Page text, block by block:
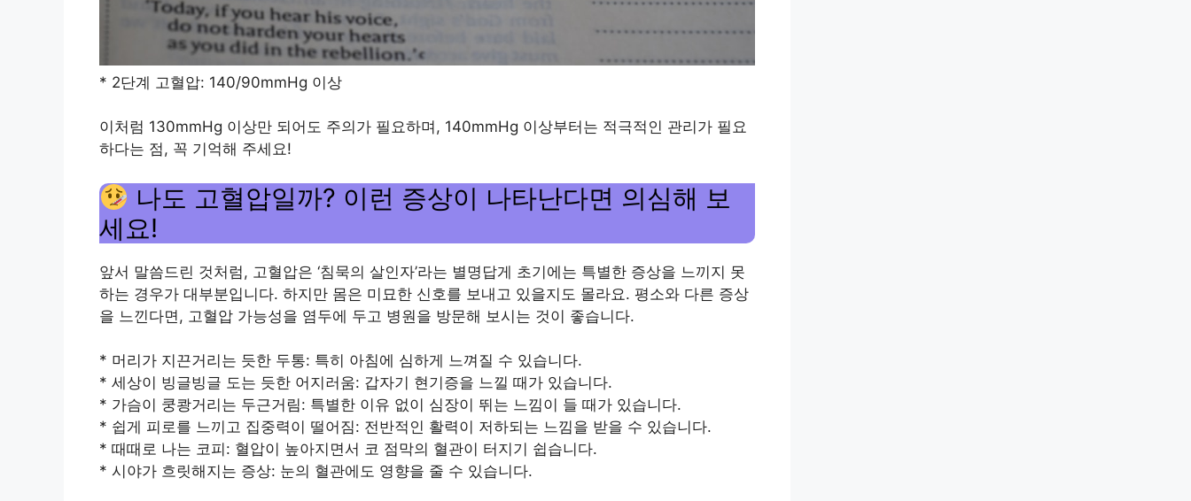
* 2단계 고혈압: 140/90mmHg 이상
이처럼 130mmHg 이상만 되어도 주의가 필요하며, 140mmHg 이상부터는 적극적인 관리가 필요
하다는 점, 꼭 기억해 주세요!
나도 고혈압일까? 이런 증상이 나타난다면 의심해 보
세요!
앞서 말씀드린 것처럼, 고혈압은 ‘침묵의 살인자’라는 별명답게 초기에는 특별한 증상을 느끼지 못
하는 경우가 대부분입니다. 하지만 몸은 미묘한 신호를 보내고 있을지도 몰라요. 평소와 다른 증상
을 느낀다면, 고혈압 가능성을 염두에 두고 병원을 방문해 보시는 것이 좋습니다.
* 머리가 지끈거리는 듯한 두통: 특히 아침에 심하게 느껴질 수 있습니다.
* 세상이 빙글빙글 도는 듯한 어지러움: 갑자기 현기증을 느낄 때가 있습니다.
* 가슴이 쿵쾅거리는 두근거림: 특별한 이유 없이 심장이 뛰는 느낌이 들 때가 있습니다.
* 쉽게 피로를 느끼고 집중력이 떨어짐: 전반적인 활력이 저하되는 느낌을 받을 수 있습니다.
* 때때로 나는 코피: 혈압이 높아지면서 코 점막의 혈관이 터지기 쉽습니다.
* 시야가 흐릿해지는 증상: 눈의 혈관에도 영향을 줄 수 있습니다.